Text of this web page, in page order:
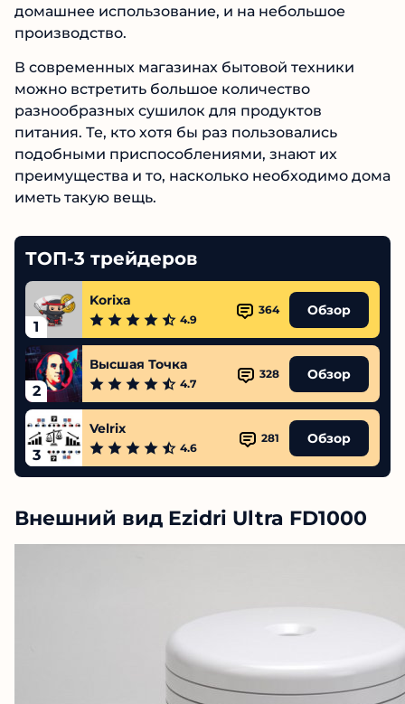
домашнее использование, и на небольшое
производство.
В современных магазинах бытовой техники
можно встретить большое количество
разнообразных сушилок для продуктов
питания. Те, кто хотя бы раз пользовались
подобными приспособлениями, знают их
преимущества и то, насколько необходимо дома
иметь такую вещь.
ТОП-3 трейдеров
1
Korixa
4.9
364 Обзор
2
Высшая Точка
4.7
328 Обзор
3
Velrix
4.6
281 Обзор
Внешний вид Ezidri Ultra FD1000